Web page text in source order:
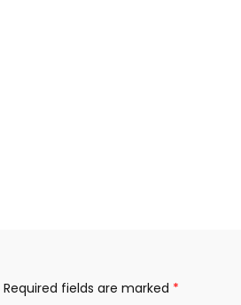
Required fields are marked *